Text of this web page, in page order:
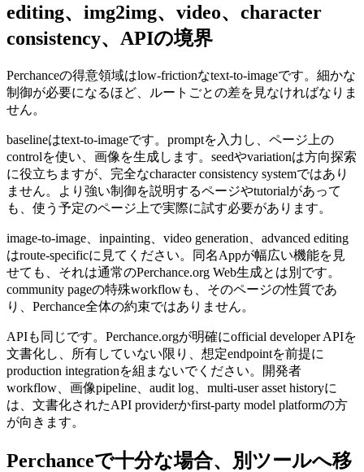
editing、img2img、video、character
consistency、APIの境界
Perchanceの得意領域はlow-frictionなtext-to-imageです。細かな
制御が必要になるほど、ルートごとの差を見なければなりま
せん。
baselineはtext-to-imageです。promptを入力し、ページ上の
controlを使い、画像を生成します。seedやvariationは方向探索
に役立ちますが、完全なcharacter consistency systemではあり
ません。より強い制御を説明するページやtutorialがあって
も、使う予定のページ上で実際に試す必要があります。
image-to-image、inpainting、video generation、advanced editing
はroute-specificに見てください。同名Appが幅広い機能を見
せても、それは通常のPerchance.org Web生成とは別です。
community pageの特殊workflowも、そのページの性質であ
り、Perchance全体の約束ではありません。
APIも同じです。Perchance.orgが明確にofficial developer APIを
文書化し、所有していない限り、想定endpointを前提に
production integrationを組まないでください。開発者
workflow、画像pipeline、audit log、multi-user asset historyに
は、文書化されたAPI providerかfirst-party model platformの方
が向きます。
Perchanceで十分な場合、別ツールへ移